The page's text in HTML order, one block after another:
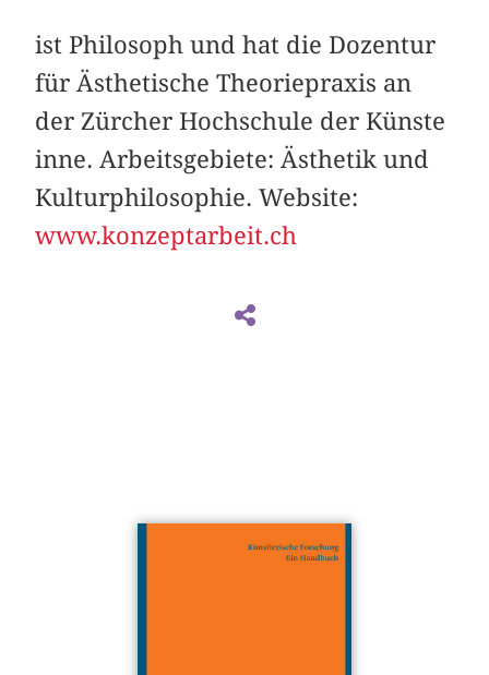
ist Philosoph und hat die Dozentur
für Ästhetische Theoriepraxis an
der Zürcher Hochschule der Künste
inne. Arbeitsgebiete: Ästhetik und
Kulturphilosophie. Website:
www.konzeptarbeit.ch